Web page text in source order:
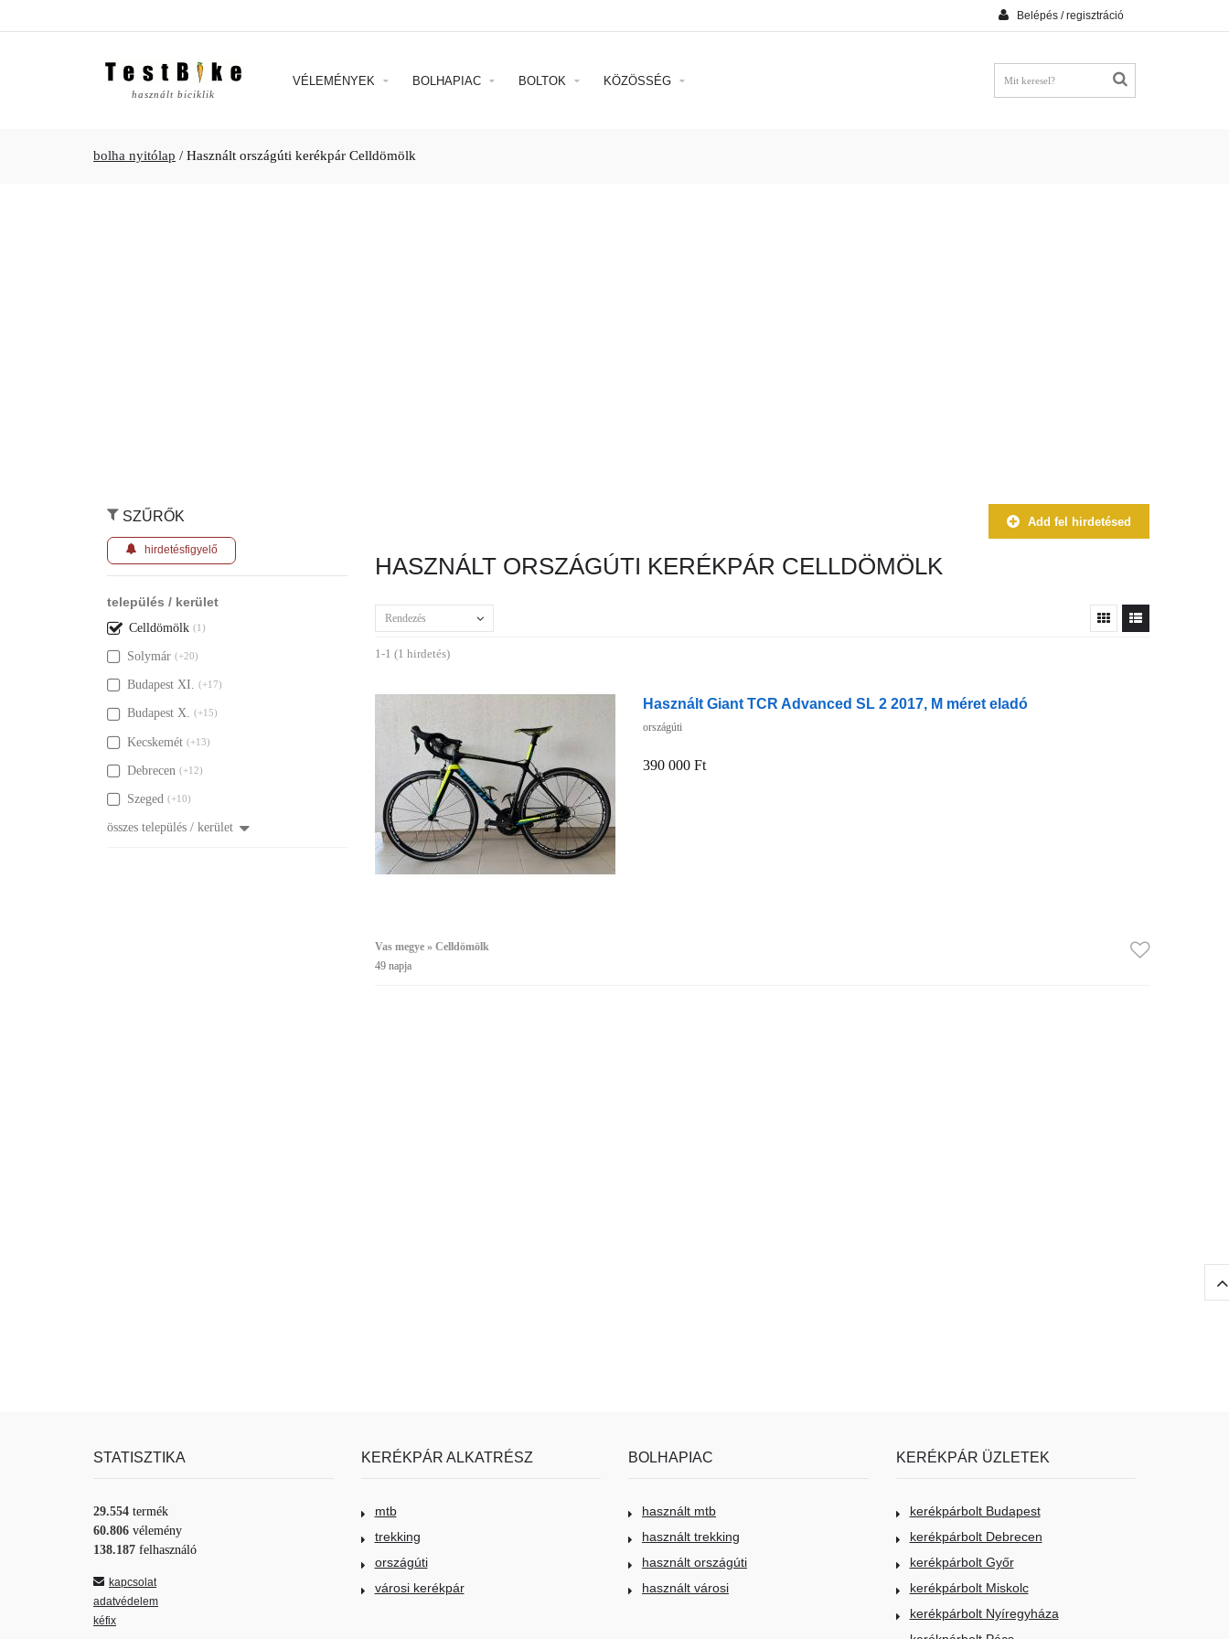
Belépés / regisztráció
használt biciklik
VÉLEMÉNYEK BOLHAPIAC BOLTOK KÖZÖSSÉG
bolha nyitólap / Használt országúti kerékpár Celldömölk
SZŰRŐK
hirdetésfigyelő
település / kerület
Celldömölk (1)
Solymár (+20)
Budapest XI. (+17)
Budapest X. (+15)
Kecskemét (+13)
Debrecen (+12)
Szeged (+10)
összes település / kerület
Add fel hirdetésed
HASZNÁLT ORSZÁGÚTI KERÉKPÁR CELLDÖMÖLK
Rendezés
1-1 (1 hirdetés)
Használt Giant TCR Advanced SL 2 2017, M méret eladó
országúti
390 000 Ft
Vas megye » Celldömölk
49 napja
STATISZTIKA
29.554 termék
60.806 vélemény
138.187 felhasználó
kapcsolat
adatvédelem
kéfix
KERÉKPÁR ALKATRÉSZ
mtb
trekking
országúti
városi kerékpár
BOLHAPIAC
használt mtb
használt trekking
használt országúti
használt városi
KERÉKPÁR ÜZLETEK
kerékpárbolt Budapest
kerékpárbolt Debrecen
kerékpárbolt Győr
kerékpárbolt Miskolc
kerékpárbolt Nyíregyháza